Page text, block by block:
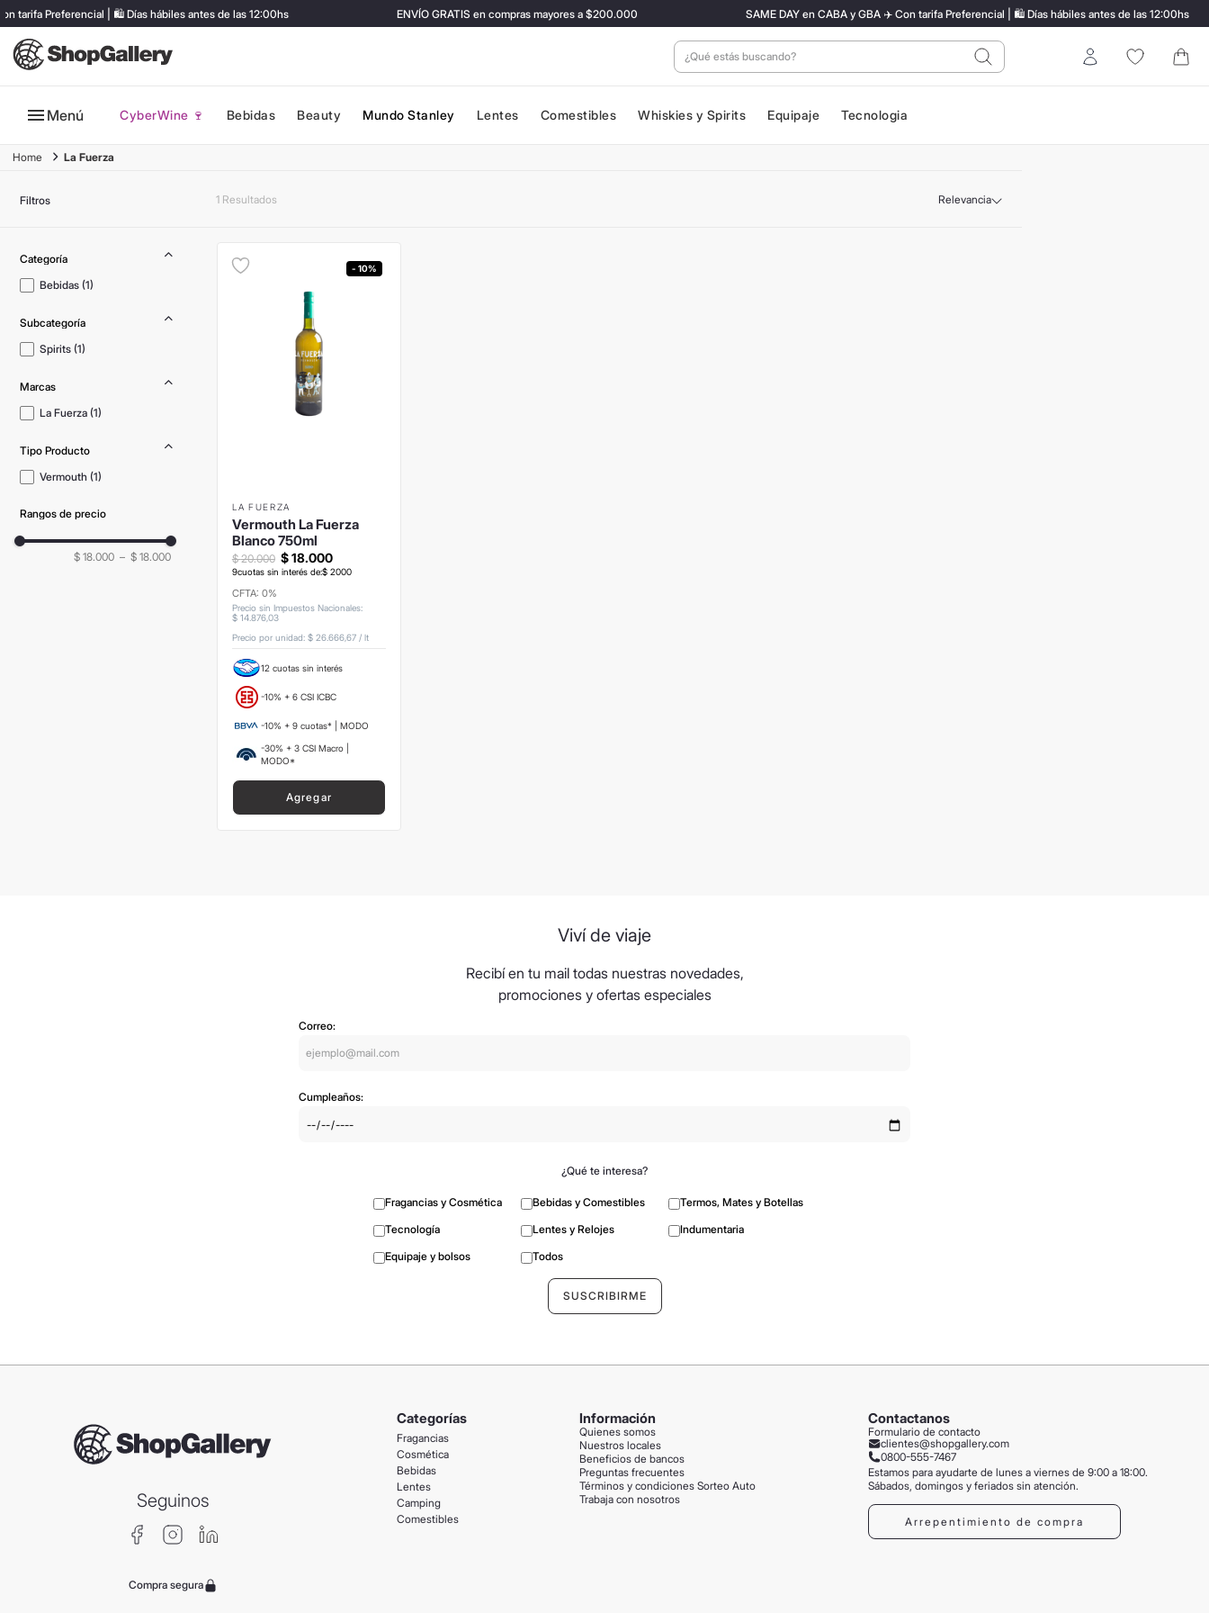
tarifa Preferencial | 🛍️ Días hábiles antes de las 12:00hs ENVÍO GRATIS en compras mayores a $200.000 SAME DAY en CABA y GBA ✈️ Con tarifa Preferencial | 🛍️ Días hábiles antes de las 12:00hs
¿Qué estás buscando? Entrar
Menú CyberWine 🍷 Bebidas Beauty Mundo Stanley Lentes Comestibles Whiskies y Spirits Equipaje Tecnologia
La Fuerza
Filtros 1 Relevancia
Bebidas (1)
Spirits (1)
Marcas
La Fuerza (1)
Tipo Producto
Vermouth (1)
Rangos de precio
$ 18.000 – $ 18.000
- 10%
LA FUERZA
Vermouth La Fuerza
Blanco 750ml
$18.000
$ 20.000
9cuotas sin interés de:$ 2000
CFTA: 0%
Precio sin Impuestos Nacionales:
$ 14.876,03
Precio por unidad: $ 26.666,67/ lt
12 cuotas sin interés
-10% + 6 CSI ICBC
-10% + 9 cuotas* | MODO
-30% + 3 CSI Macro |
MODO*
Agregar
Viví de viaje
Recibí en tu mail todas nuestras novedades,
promociones y ofertas especiales
Correo:
Cumpleaños:
¿Qué te interesa?
Fragancias y Cosmética Bebidas y Comestibles
Termos, Mates y Botellas
Tecnología
Lentes y Relojes
Indumentaria
Equipaje y bolsos
Todos
Seguinos
Compra segura
Categorías
Fragancias
Cosmética
Bebidas
Lentes
Camping
Comestibles
Información
Quienes somos
Nuestros locales
Beneficios de bancos
Preguntas frecuentes
Términos y condiciones Sorteo Auto
Trabaja con nosotros
Contactanos
Formulario de contacto
clientes@shopgallery.com
0800-555-7467
Estamos para ayudarte de lunes a viernes de 9:00 a 18:00.
Sábados, domingos y feriados sin atención.
Arrepentimiento de compra